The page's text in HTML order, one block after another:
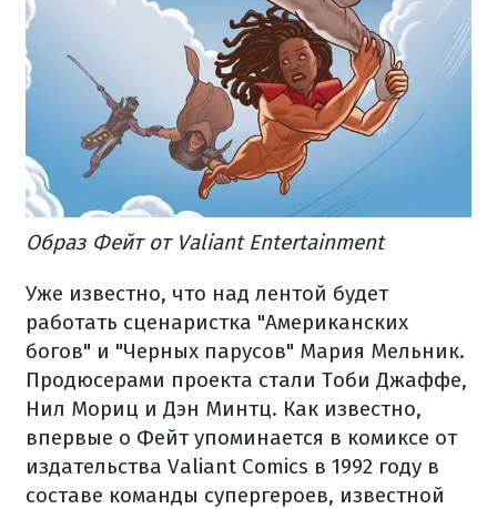
Образ Фейт от Valiant Entertainment
Уже известно, что над лентой будет
работать сценаристка "Американских
богов" и "Черных парусов" Мария Мельник.
Продюсерами проекта стали Тоби Джаффе,
Нил Мориц и Дэн Минтц. Как известно,
впервые о Фейт упоминается в комиксе от
издательства Valiant Comics в 1992 году в
составе команды супергероев, известной